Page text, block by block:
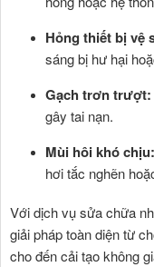
Hỏng thiết bị vệ
sáng bị hư hại
Gạch trơn trượt:
gây tai nạn.
Mùi hôi khó chịu:
hơi tắc nghẽn
Với dịch vụ sửa chữa
giải pháp toàn diện từ
cho đến cải tạo không